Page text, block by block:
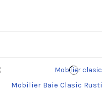
Mobilier Baie Clasic